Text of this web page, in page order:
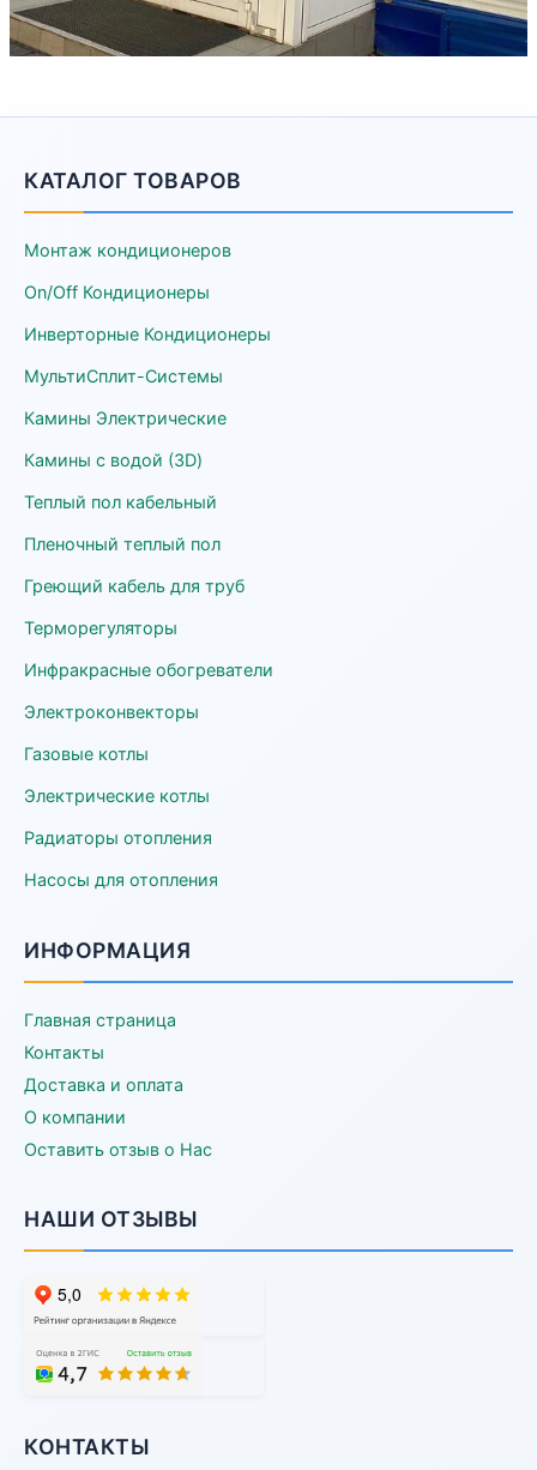
КАТАЛОГ ТОВАРОВ
Монтаж кондиционеров
On/Off Кондиционеры
Инверторные Кондиционеры
МультиСплит-Системы
Камины Электрические
Камины с водой (3D)
Теплый пол кабельный
Пленочный теплый пол
Греющий кабель для труб
Терморегуляторы
Инфракрасные обогреватели
Электроконвекторы
Газовые котлы
Электрические котлы
Радиаторы отопления
Насосы для отопления
ИНФОРМАЦИЯ
Главная страница
Контакты
Доставка и оплата
О компании
Оставить отзыв о Нас
НАШИ ОТЗЫВЫ
КОНТАКТЫ